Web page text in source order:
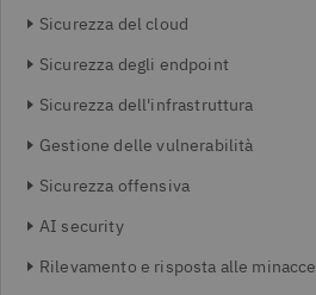
Sicurezza del cloud
Sicurezza degli endpoint
Sicurezza dell'infrastruttura
Gestione delle vulnerabilità
Sicurezza offensiva
AI security
Rilevamento e risposta alle minacce